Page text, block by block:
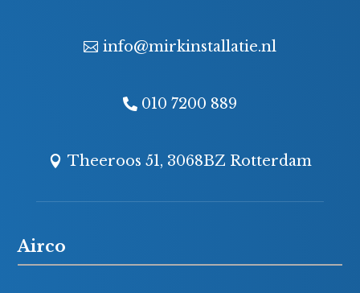
info@mirkinstallatie.nl
010 7200 889
Theeroos 51, 3068BZ Rotterdam
Airco